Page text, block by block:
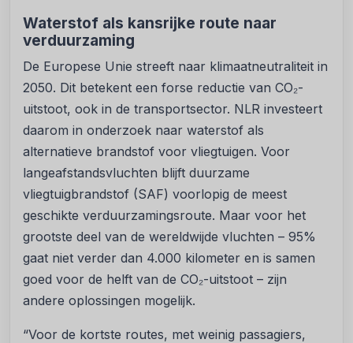
Waterstof als kansrijke route naar
verduurzaming
De Europese Unie streeft naar klimaatneutraliteit in
2050. Dit betekent een forse reductie van CO₂-
uitstoot, ook in de transportsector. NLR investeert
daarom in onderzoek naar waterstof als
alternatieve brandstof voor vliegtuigen. Voor
langeafstandsvluchten blijft duurzame
vliegtuigbrandstof (SAF) voorlopig de meest
geschikte verduurzamingsroute. Maar voor het
grootste deel van de wereldwijde vluchten – 95%
gaat niet verder dan 4.000 kilometer en is samen
goed voor de helft van de CO₂-uitstoot – zijn
andere oplossingen mogelijk.
“Voor de kortste routes, met weinig passagiers,